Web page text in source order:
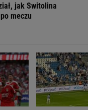
jak Switolina
meczu